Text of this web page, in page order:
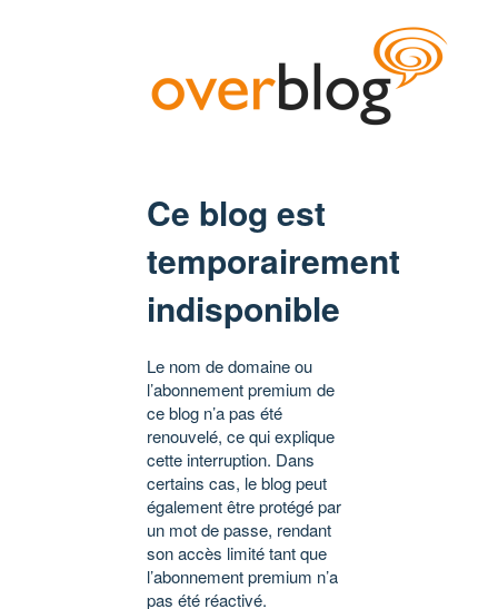
Ce blog est
temporairement
indisponible
Le nom de domaine ou
l’abonnement premium de
ce blog n’a pas été
renouvelé, ce qui explique
cette interruption. Dans
certains cas, le blog peut
également être protégé par
un mot de passe, rendant
son accès limité tant que
l’abonnement premium n’a
pas été réactivé.